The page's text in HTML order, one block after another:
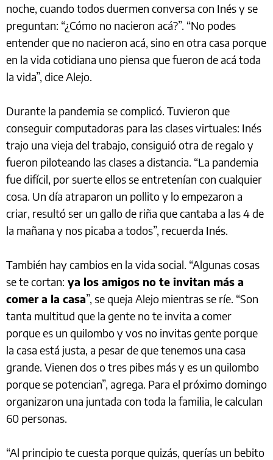
noche, cuando todos duermen conversa con Inés y se
preguntan: “¿Cómo no nacieron acá?”. “No podes
entender que no nacieron acá, sino en otra casa porque
en la vida cotidiana uno piensa que fueron de acá toda
la vida”, dice Alejo.
Durante la pandemia se complicó. Tuvieron que
conseguir computadoras para las clases virtuales: Inés
trajo una vieja del trabajo, consiguió otra de regalo y
fueron piloteando las clases a distancia. “La pandemia
fue difícil, por suerte ellos se entretenían con cualquier
cosa. Un día atraparon un pollito y lo empezaron a
criar, resultó ser un gallo de riña que cantaba a las 4 de
la mañana y nos picaba a todos”, recuerda Inés.
También hay cambios en la vida social. “Algunas cosas
se te cortan: ya los amigos no te invitan más a
comer a la casa”, se queja Alejo mientras se ríe. “Son
tanta multitud que la gente no te invita a comer
porque es un quilombo y vos no invitas gente porque
la casa está justa, a pesar de que tenemos una casa
grande. Vienen dos o tres pibes más y es un quilombo
porque se potencian”, agrega. Para el próximo domingo
organizaron una juntada con toda la familia, le calculan
60 personas.
“Al principio te cuesta porque quizás, querías un bebito